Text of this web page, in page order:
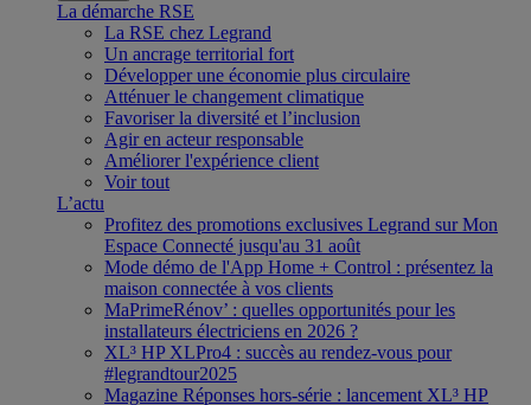
La démarche RSE
La RSE chez Legrand
Un ancrage territorial fort
Développer une économie plus circulaire
Atténuer le changement climatique
Favoriser la diversité et l’inclusion
Agir en acteur responsable
Améliorer l'expérience client
Voir tout
L’actu
Profitez des promotions exclusives Legrand sur Mon
Espace Connecté jusqu'au 31 août
Mode démo de l'App Home + Control : présentez la
maison connectée à vos clients
MaPrimeRénov’ : quelles opportunités pour les
installateurs électriciens en 2026 ?
XL³ HP XLPro4 : succès au rendez-vous pour
#legrandtour2025
Magazine Réponses hors-série : lancement XL³ HP